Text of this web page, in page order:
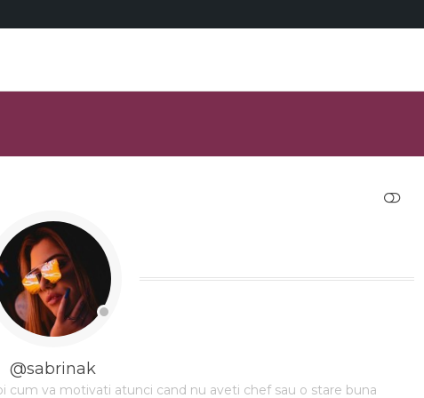
@sabrinak
cum va motivati atunci cand nu aveti chef sau o stare buna